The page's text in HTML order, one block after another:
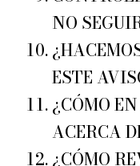
NO
ESTE
¿CÓMO
ACERCA
¿CÓMO